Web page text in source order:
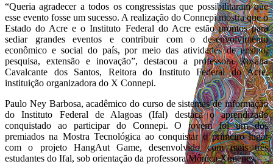
“Queria agradecer a todos os congressistas que possibilitaram que
esse evento fosse um sucesso. A realização do Connepi mostra que o
Estado do Acre e o Instituto Federal do Acre estão prontos para
sediar grandes eventos e contribuir com o desenvolvimento
econômico e social do país, por meio das atividades de ensino,
pesquisa, extensão e inovação”, destacou a professora Rosana
Cavalcante dos Santos, Reitora do Instituto Federal do Acre,
instituição organizadora do X Connepi.
Paulo Ney Barbosa, acadêmico do curso de sistemas de informação
do Instituto Federal de Alagoas (Ifal) destaca o aprendizado
conquistado ao participar do Connepi. O jovem foi um dos
premiados na Mostra Tecnológica ao conquistar o primeiro lugar
com o projeto HangAut Game, desenvolvido com mais três
estudantes do Ifal, sob orientação da professora Mônica Ximenes.